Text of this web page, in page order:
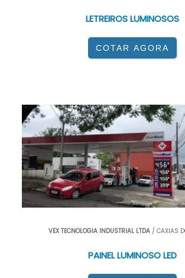
LETREIROS LUMINOSOS
COTAR AGORA
VEX TECNOLOGIA INDUSTRIAL LTDA/ CAXIAS
PAINEL LUMINOSO LED